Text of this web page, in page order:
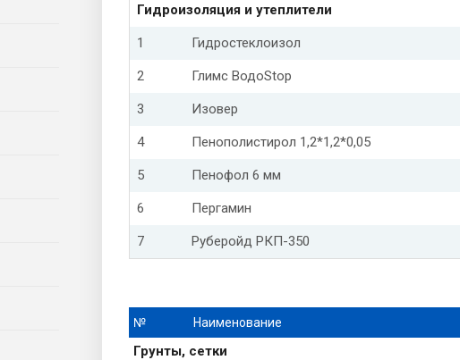
Гидроизоляция и утеплители
1 Гидростеклоизол
2 Глимс ВодоStop
3 Изовер
4 Пенополистирол 1,2*1,2*0,05
5 Пенофол 6 мм
6 Пергамин
7 Руберойд РКП-350
№ Наименование
Грунты, сетки